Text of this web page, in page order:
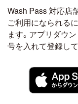
Wash Pass 対応店
ご利用になられる
ます。アプリダウ
号を入れて登録し